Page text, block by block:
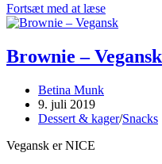
Fortsæt med at læse
–
Brownie – Vegansk
Post
author:
Betina Munk
Post
published:
9. juli 2019
Post
Dessert & kager/Snacks
Vegansk er NICE